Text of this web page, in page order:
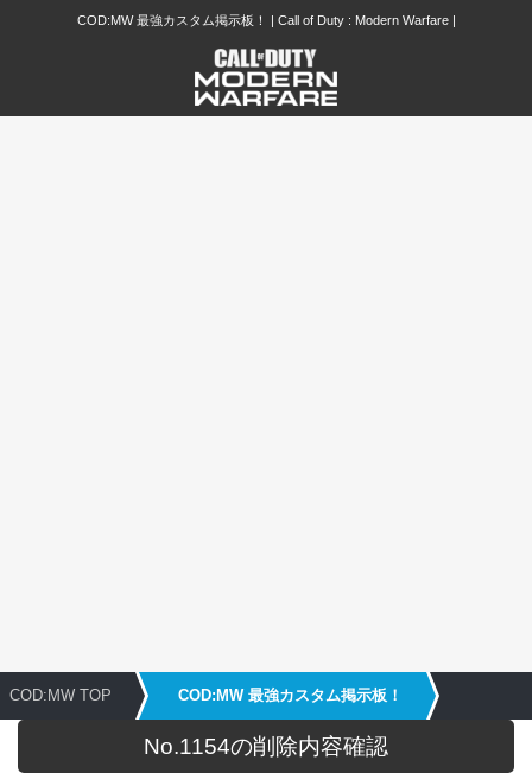
COD:MW 最強カスタム掲示板！ | Call of Duty : Modern Warfare |
COD:MW TOP COD:MW 最強カスタム掲示板！
No.1154の削除内容確認